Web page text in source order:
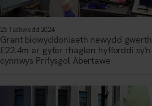
25 Tachwedd 2024
Grant biowyddoniaeth newydd gwerth
£22.4m ar gyfer rhaglen hyfforddi sy'n
cynnwys Prifysgol Abertawe